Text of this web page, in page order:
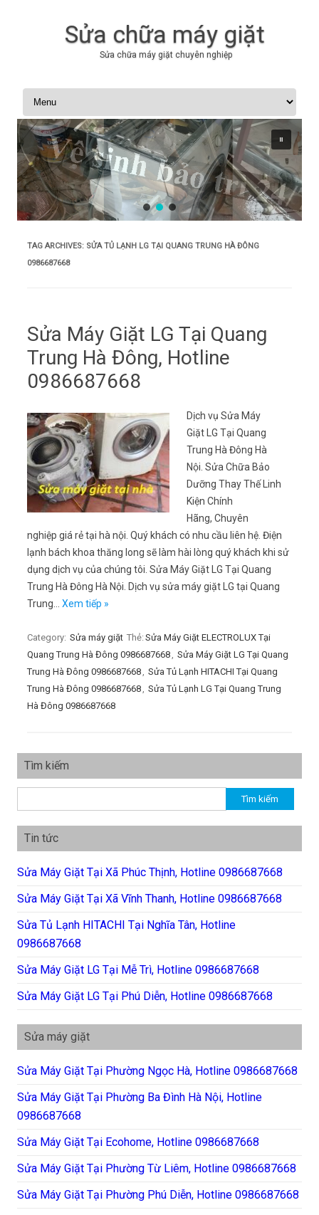
Sửa chữa máy giặt
Sửa chữa máy giặt chuyên nghiệp
Skip to content
TAG ARCHIVES: SỬA TỦ LẠNH LG TẠI QUANG TRUNG HÀ ĐÔNG
0986687668
Sửa Máy Giặt LG Tại Quang
Trung Hà Đông, Hotline
0986687668
Dịch vụ Sửa Máy
Giặt LG Tại Quang
Trung Hà Đông Hà
Nội. Sửa Chữa Bảo
Dưỡng Thay Thế Linh
Kiện Chính
Hãng, Chuyên
nghiệp giá rẻ tại hà nội. Quý khách có nhu cầu liên hệ. Điện
lạnh bách khoa thăng long sẽ làm hài lòng quý khách khi sử
dụng dịch vụ của chúng tôi. Sửa Máy Giặt LG Tại Quang
Trung Hà Đông Hà Nội. Dịch vụ sửa máy giặt LG tại Quang
Trung… Xem tiếp »
Category: Sửa máy giặt Thẻ: Sửa Máy Giặt ELECTROLUX Tại
Quang Trung Hà Đông 0986687668, Sửa Máy Giặt LG Tại Quang
Trung Hà Đông 0986687668, Sửa Tủ Lạnh HITACHI Tại Quang
Trung Hà Đông 0986687668, Sửa Tủ Lạnh LG Tại Quang Trung
Hà Đông 0986687668
Tìm kiếm
Tin tức
Sửa Máy Giặt Tại Xã Phúc Thịnh, Hotline 0986687668
Sửa Máy Giặt Tại Xã Vĩnh Thanh, Hotline 0986687668
Sửa Tủ Lạnh HITACHI Tại Nghĩa Tân, Hotline
0986687668
Sửa Máy Giặt LG Tại Mễ Trì, Hotline 0986687668
Sửa Máy Giặt LG Tại Phú Diễn, Hotline 0986687668
Sửa máy giặt
Sửa Máy Giặt Tại Phường Ngọc Hà, Hotline 0986687668
Sửa Máy Giặt Tại Phường Ba Đình Hà Nội, Hotline
0986687668
Sửa Máy Giặt Tại Ecohome, Hotline 0986687668
Sửa Máy Giặt Tại Phường Từ Liêm, Hotline 0986687668
Sửa Máy Giặt Tại Phường Phú Diễn, Hotline 0986687668